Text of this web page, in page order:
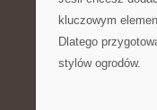
kluczowym
⁢Dlatego
stylów ogrodów.